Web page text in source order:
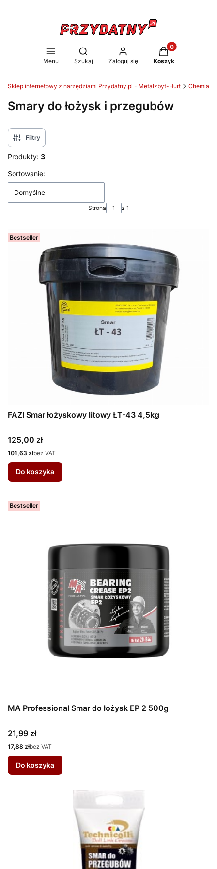
Menu
Otwórz wyszukiwarkę
Szukaj Zaloguj się
Produkty w
Koszyk
Sklep internetowy z narzędziami Przydatny.pl - Metalzbyt-Hurt Chemia
Smary do łożysk i przegubów
Filtry
Produkty: 3
Lista produktów
Sortowanie:
Domyślne
Strona z 1
Bestseller
FAZI Smar łożyskowy litowy ŁT-43 4,5kg
Cena
125,00 zł
Cena
101,63 złbez VAT
Do koszyka
Bestseller
MA Professional Smar do łożysk EP 2 500g
Cena
21,99 zł
Cena
17,88 złbez VAT
Do koszyka